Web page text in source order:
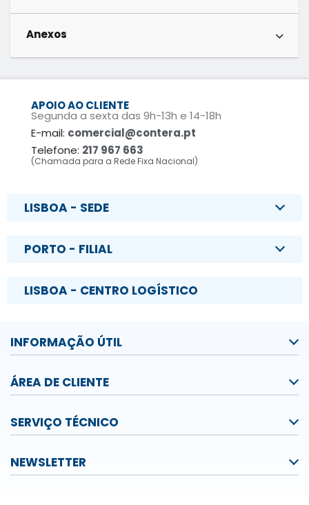
Anexos
APOIO AO CLIENTE
Segunda a sexta das 9h-13h e 14-18h
E-mail: comercial@contera.pt
Telefone: 217 967 663
(Chamada para a Rede Fixa Nacional)
LISBOA - SEDE
PORTO - FILIAL
LISBOA - CENTRO LOGÍSTICO
INFORMAÇÃO ÚTIL
ÁREA DE CLIENTE
SERVIÇO TÉCNICO
NEWSLETTER